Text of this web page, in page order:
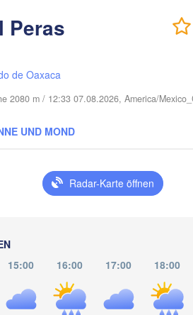
Anmelden
Peras
de Oaxaca
2080 m / 12:33 07.08.2026, America/
UND MOND
Radar-Karte öffnen
15:00 16:00 17:00 18:00
Cape
Pinar del Río